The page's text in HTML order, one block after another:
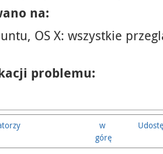
na:
OS X: wszystkie
problemu:
w
górę